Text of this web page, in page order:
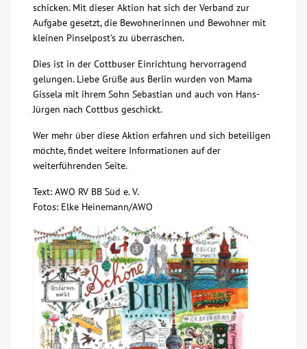
Karriere
Ausbildung
Glossar
Suche
AWO BB Süd
schicken. Mit dieser Aktion hat sich der Verband zur
Aufgabe gesetzt, die Bewohnerinnen und Bewohner mit
kleinen Pinselpost's zu überraschen.
Dies ist in der Cottbuser Einrichtung hervorragend
gelungen. Liebe Grüße aus Berlin wurden von Mama
Gissela mit ihrem Sohn Sebastian und auch von Hans-
Jürgen nach Cottbus geschickt.
Wer mehr über diese Aktion erfahren und sich beteiligen
möchte, findet weitere Informationen auf der
weiterführenden Seite.
Text: AWO RV BB Süd e. V.
Fotos: Elke Heinemann/AWO